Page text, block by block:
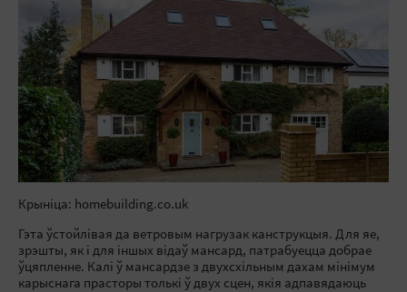
Крыніца: homebuilding.co.uk
Гэта ўстойлівая да ветровым нагрузак канструкцыя. Для яе,
зрэшты, як і для іншых відаў мансард, патрабуецца добрае
ўцяпленне. Калі ў мансардзе з двухсхільным дахам мінімум
карыснага прасторы толькі ў двух сцен, якія адпавядаюць